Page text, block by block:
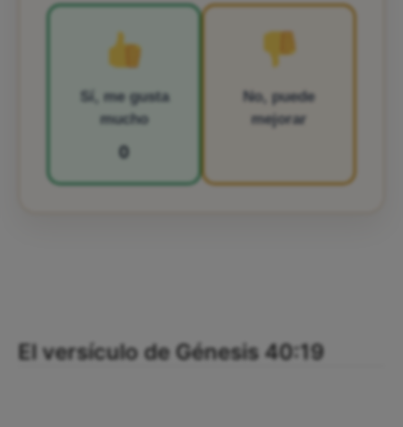
Sí, me gusta
mucho
0
No, puede
mejorar
El versículo de Génesis 40:19